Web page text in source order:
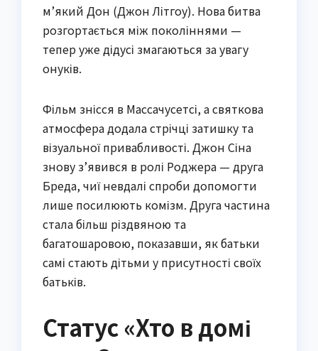
м’який Дон (Джон Літгоу). Нова битва
розгортається між поколіннями —
тепер уже дідусі змагаються за увагу
онуків.
Фільм знісся в Массачусетсі, а святкова
атмосфера додала стрічці затишку та
візуальної привабливості. Джон Сіна
знову з’явився в ролі Роджера — друга
Бреда, чиї невдалі спроби допомогти
лише посилюють комізм. Друга частина
стала більш різдвяною та
багатошаровою, показавши, як батьки
самі стають дітьми у присутності своїх
батьків.
Статус «Хто в домі